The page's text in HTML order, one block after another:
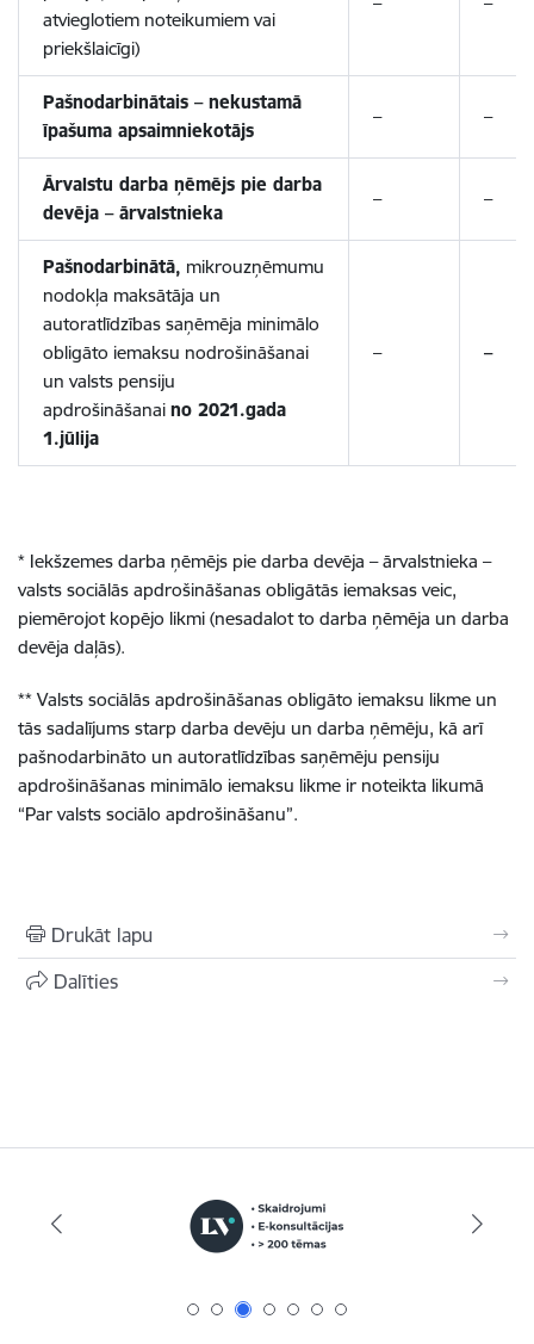
atvieglotiem noteikumiem vai
priekšlaicīgi)
Pašnodarbinātais – nekustamā
īpašuma apsaimniekotājs
– –
Ārvalstu darba ņēmējs pie darba
devēja – ārvalstnieka
– –
Pašnodarbinātā, mikrouzņēmumu
nodokļa maksātāja un
autoratlīdzības saņēmēja minimālo
obligāto iemaksu nodrošināšanai
un valsts pensiju
apdrošināšanai no 2021.gada
1.jūlija
– –
* Iekšzemes darba ņēmējs pie darba devēja – ārvalstnieka –
valsts sociālās apdrošināšanas obligātās iemaksas veic,
piemērojot kopējo likmi (nesadalot to darba ņēmēja un darba
devēja daļās).
** Valsts sociālās apdrošināšanas obligāto iemaksu likme un
tās sadalījums starp darba devēju un darba ņēmēju, kā arī
pašnodarbināto un autoratlīdzības saņēmēju pensiju
apdrošināšanas minimālo iemaksu likme ir noteikta likumā
“Par valsts sociālo apdrošināšanu”.
Drukāt lapu
Dalīties